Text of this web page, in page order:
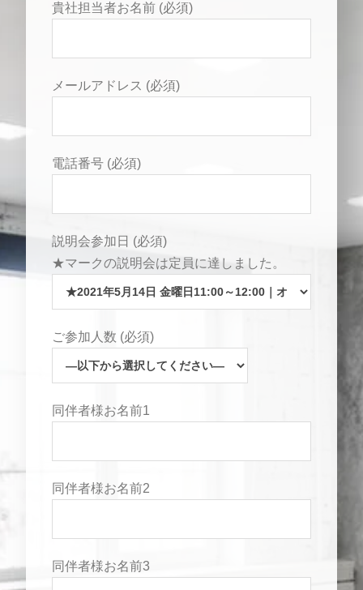
貴社担当者お名前 (必須)
メールアドレス (必須)
電話番号 (必須)
説明会参加日 (必須)
★マークの説明会は定員に達しました。
ご参加人数 (必須)
同伴者様お名前1
同伴者様お名前2
同伴者様お名前3